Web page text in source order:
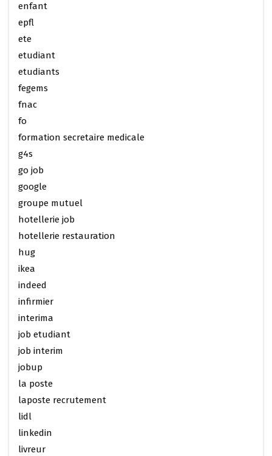
enfant
epfl
ete
etudiant
etudiants
fegems
fnac
fo
formation secretaire medicale
g4s
go job
google
groupe mutuel
hotellerie job
hotellerie restauration
hug
ikea
indeed
infirmier
interima
job etudiant
job interim
jobup
la poste
laposte recrutement
lidl
linkedin
livreur